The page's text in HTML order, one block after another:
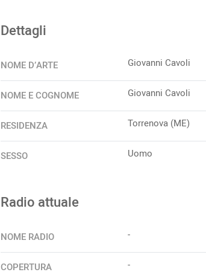
Dettagli
NOME D’ARTE Giovanni Cavoli
NOME E COGNOME Giovanni Cavoli
RESIDENZA Torrenova (ME)
SESSO Uomo
Radio attuale
NOME RADIO -
COPERTURA -